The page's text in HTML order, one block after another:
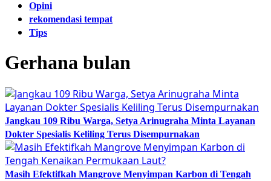
Opini
rekomendasi tempat
Tips
Gerhana bulan
Jangkau 109 Ribu Warga, Setya Arinugraha Minta Layanan
Dokter Spesialis Keliling Terus Disempurnakan
Masih Efektifkah Mangrove Menyimpan Karbon di Tengah